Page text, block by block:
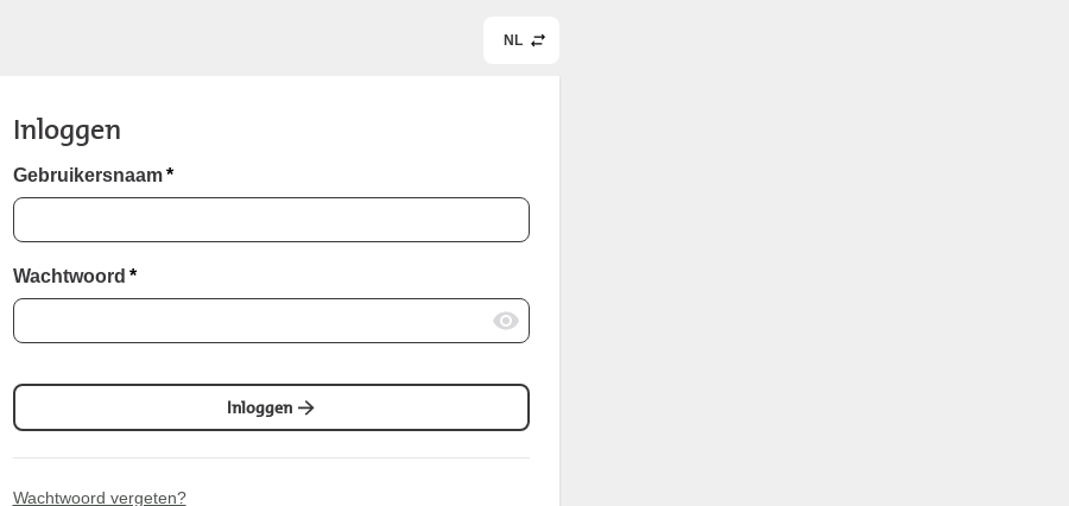
NL
Inloggen
Gebruikersnaam *
Wachtwoord *
Inloggen
Wachtwoord vergeten?